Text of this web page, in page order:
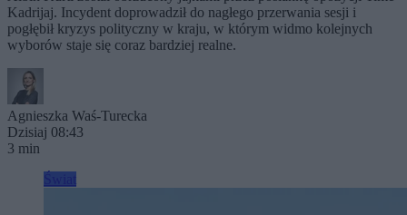
Kadrijaj. Incydent doprowadził do nagłego przerwania sesji i
pogłębił kryzys polityczny w kraju, w którym widmo kolejnych
wyborów staje się coraz bardziej realne.
Agnieszka Waś-Turecka
Dzisiaj 08:43
3 min